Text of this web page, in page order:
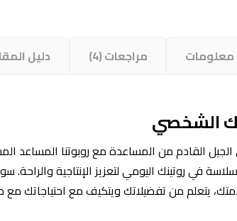
معلومات مراجعات (4) دليل
الشخصي
القادم من المساعدة مع روبوتنا المساعد
في روتينك اليومي لتعزيز الإنتاجية
يتعلم من تفضيلاتك ويتكيف مع احتياجاتك مع